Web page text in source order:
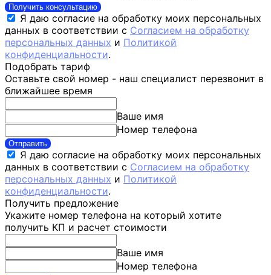
Получить консультацию
Я даю согласие на обработку моих персональных
данных в соответствии с Согласием на обработку
персональных данных и Политикой
конфиденциальности.
Подобрать тариф
Оставьте свой номер - наш специалист перезвонит в
ближайшее время
Ваше имя
Номер телефона
Отправить
Я даю согласие на обработку моих персональных
данных в соответствии с Согласием на обработку
персональных данных и Политикой
конфиденциальности.
Получить предложение
Укажите номер телефона на который хотите
получить КП и расчет стоимости
Ваше имя
Номер телефона